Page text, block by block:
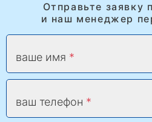
Отправьте заявку
и наш менеджер
ваше имя
ваш телефон